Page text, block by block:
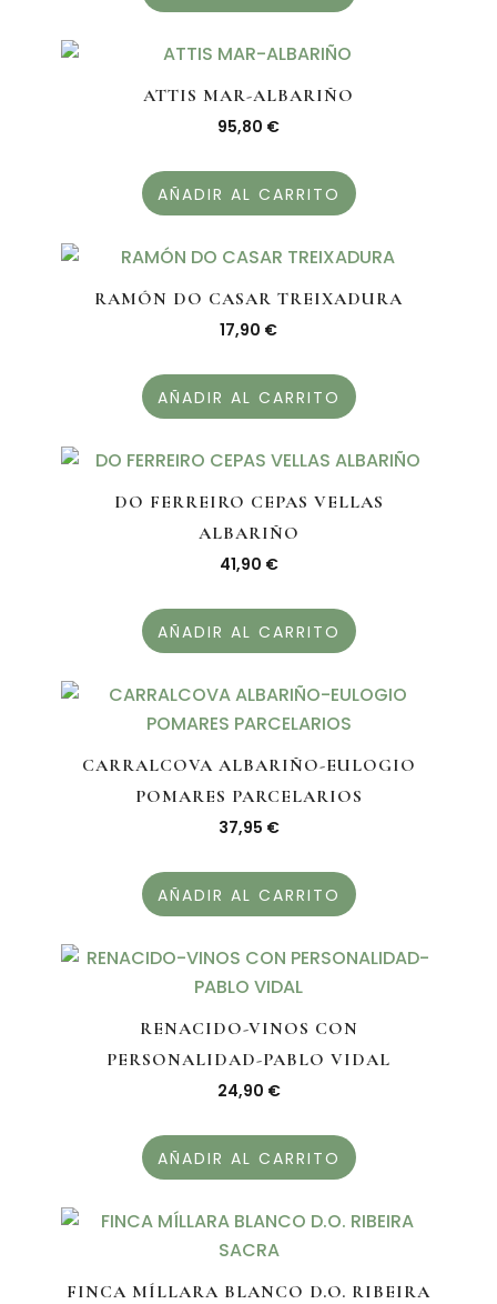
ATTIS MAR-ALBARIÑO
95,80 €
AÑADIR AL CARRITO
RAMÓN DO CASAR TREIXADURA
17,90 €
AÑADIR AL CARRITO
DO FERREIRO CEPAS VELLAS
ALBARIÑO
41,90 €
AÑADIR AL CARRITO
CARRALCOVA ALBARIÑO-EULOGIO
POMARES PARCELARIOS
37,95 €
AÑADIR AL CARRITO
RENACIDO-VINOS CON
PERSONALIDAD-PABLO VIDAL
24,90 €
AÑADIR AL CARRITO
FINCA MÍLLARA BLANCO D.O. RIBEIRA